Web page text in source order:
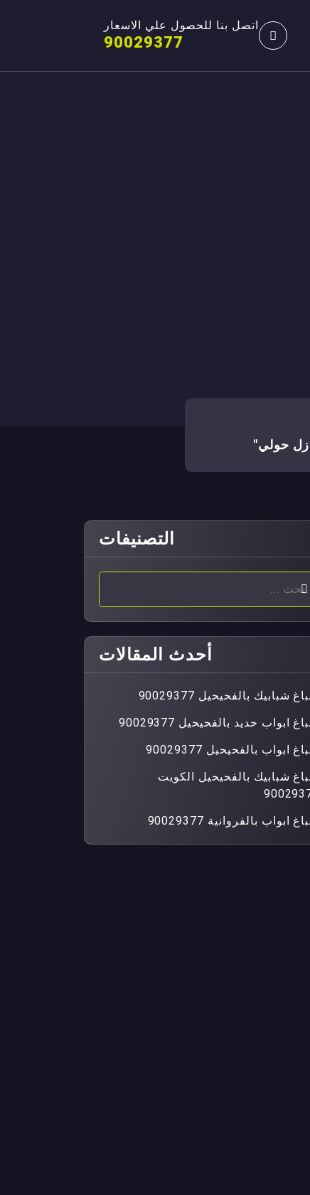
اتصل بنا للحصول علي الاسعار
90029377
حولي"
التصنيفات
أحدث المقالات
شبابيك بالفحيحيل 90029377
ابواب حديد بالفحيحيل 90029377
ابواب بالفحيحيل 90029377
شبابيك بالفحيحيل الكويت
ابواب بالفروانية 90029377